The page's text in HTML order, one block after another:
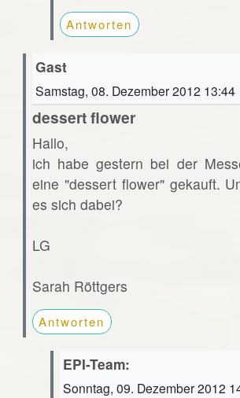
Antworten
Gast
Samstag, 08. Dezember 2012 13:44
dessert flower
Hallo,
ich habe gestern bei der
eine "dessert flower" gekauft.
es sich dabei?
LG
Sarah Röttgers
Antworten
EPI-Team:
Sonntag, 09. Dezember 2012